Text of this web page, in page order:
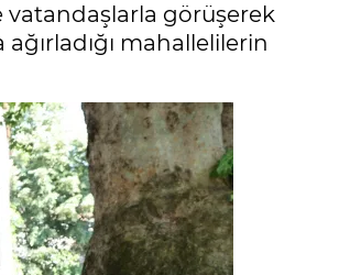
vatandaşlarla görüşerek
mahallelilerin